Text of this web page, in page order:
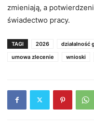
zmieniają, a
świadectwo pracy.
TAGI 2026 działalność
umowa zlecenie
wnioski